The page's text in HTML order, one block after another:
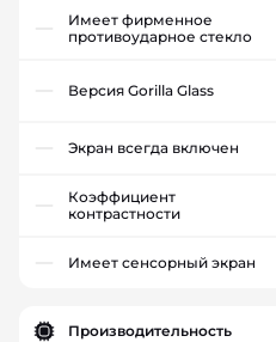
Имеет фирменное
противоударное стекло
Версия Gorilla Glass
Экран всегда включен
Коэффициент
контрастности
Имеет сенсорный экран
Производительность